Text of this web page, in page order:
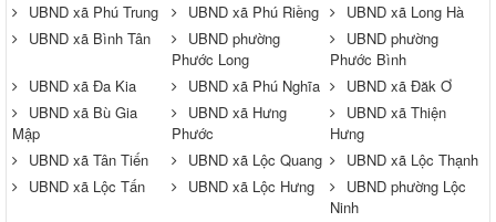
UBND xã Phú Trung
UBND xã Phú Riềng
UBND xã Long Hà
UBND xã Bình Tân
UBND phường
Phước Long
UBND phường
Phước Bình
UBND xã Đa Kia
UBND xã Phú Nghĩa
UBND xã Đăk Ơ
UBND xã Bù Gia
Mập
UBND xã Hưng
Phước
UBND xã Thiện
Hưng
UBND xã Tân Tiến
UBND xã Lộc Quang
UBND xã Lộc Thạnh
UBND xã Lộc Tấn
UBND xã Lộc Hưng
UBND phường Lộc
Ninh